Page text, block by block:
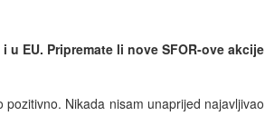
u EU. Pripremate li nove SFOR-ove akcije
Nikada nisam unaprijed najavljivao